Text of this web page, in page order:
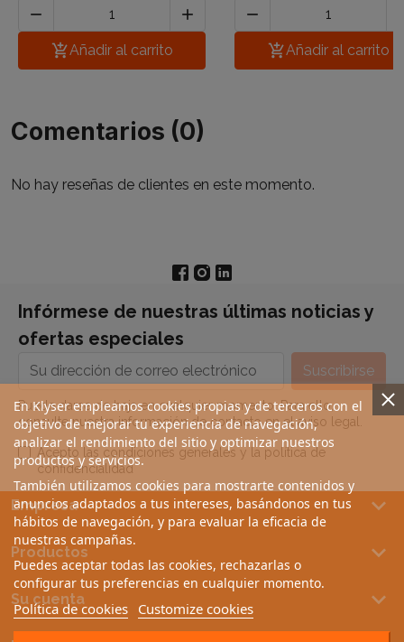


Añadir al carrito

Añadir al carrito
Comentarios (0)
No hay reseñas de clientes en este momento.
Infórmese de nuestras últimas noticias y
ofertas especiales
Puede darse de baja en cualquier momento. Para ello,
consulte nuestra información de contacto en el aviso legal.
Acepto las condiciones generales y la política de
confidencialidad
Empresa keyboard_arrow_down
Productos keyboard_arrow_down
Su cuenta keyboard_arrow_down
En Klyser empleamos cookies propias y de terceros con el
objetivo de mejorar tu experiencia de navegación,
analizar el rendimiento del sitio y optimizar nuestros
productos y servicios.
También utilizamos cookies para mostrarte contenidos y
anuncios adaptados a tus intereses, basándonos en tus
hábitos de navegación, y para evaluar la eficacia de
nuestras campañas.
Puedes aceptar todas las cookies, rechazarlas o
configurar tus preferencias en cualquier momento.
Política de cookies Customize cookies